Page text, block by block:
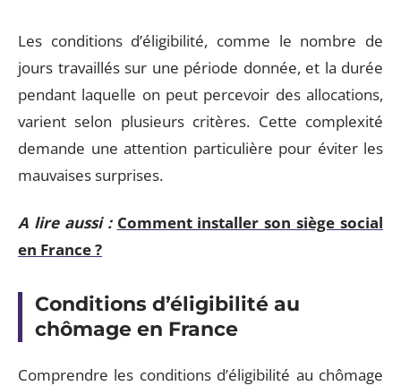
Les conditions d’éligibilité, comme le nombre de
jours travaillés sur une période donnée, et la durée
pendant laquelle on peut percevoir des allocations,
varient selon plusieurs critères. Cette complexité
demande une attention particulière pour éviter les
mauvaises surprises.
A lire aussi : Comment installer son siège social
en France ?
Conditions d’éligibilité au
chômage en France
Comprendre les conditions d’éligibilité au chômage